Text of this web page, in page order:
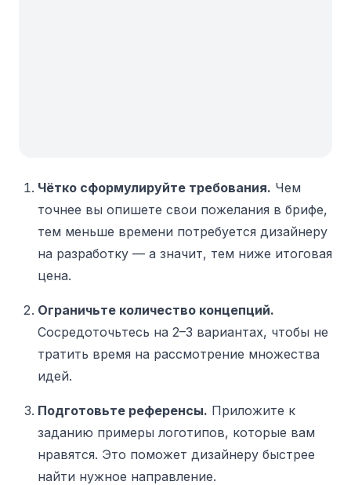
Чётко сформулируйте требования. Чем
точнее вы опишете свои пожелания в брифе,
тем меньше времени потребуется дизайнеру
на разработку — а значит, тем ниже итоговая
цена.
Ограничьте количество концепций.
Сосредоточьтесь на 2–3 вариантах, чтобы не
тратить время на рассмотрение множества
идей.
Подготовьте референсы. Приложите к
заданию примеры логотипов, которые вам
нравятся. Это поможет дизайнеру быстрее
найти нужное направление.